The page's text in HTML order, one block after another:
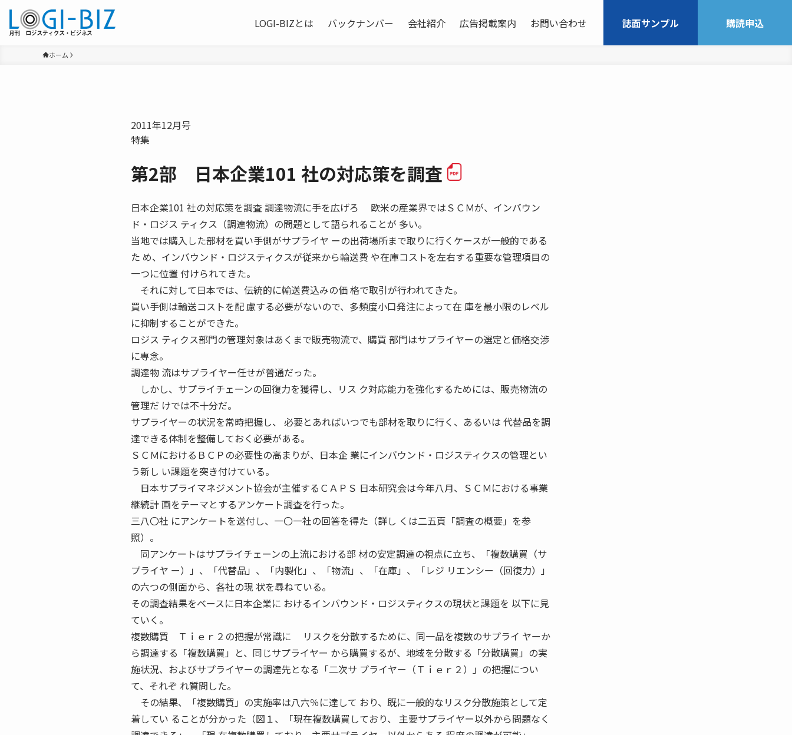
LOGI-BIZとは バックナンバー 会社紹介 広告掲載案内 お問い合わせ 誌面サンプル 購読申込
ホーム
2011年12月号
特集
第2部 日本企業101 社の対応策を調査
日本企業101 社の対応策を調査 調達物流に手を広げろ 欧米の産業界ではＳＣＭが、インバウン
ド・ロジス ティクス（調達物流）の問題として語られることが 多い。
当地では購入した部材を買い手側がサプライヤ ーの出荷場所まで取りに行くケースが一般的である
た め、インバウンド・ロジスティクスが従来から輸送費 や在庫コストを左右する重要な管理項目の
一つに位置 付けられてきた。
それに対して日本では、伝統的に輸送費込みの価 格で取引が行われてきた。
買い手側は輸送コストを配 慮する必要がないので、多頻度小口発注によって在 庫を最小限のレベル
に抑制することができた。
ロジス ティクス部門の管理対象はあくまで販売物流で、購買 部門はサプライヤーの選定と価格交渉
に専念。
調達物 流はサプライヤー任せが普通だった。
しかし、サプライチェーンの回復力を獲得し、リス ク対応能力を強化するためには、販売物流の
管理だ けでは不十分だ。
サプライヤーの状況を常時把握し、 必要とあればいつでも部材を取りに行く、あるいは 代替品を調
達できる体制を整備しておく必要がある。
ＳＣＭにおけるＢＣＰの必要性の高まりが、日本企 業にインバウンド・ロジスティクスの管理とい
う新し い課題を突き付けている。
日本サプライマネジメント協会が主催するＣＡＰＳ 日本研究会は今年八月、ＳＣＭにおける事業
継続計 画をテーマとするアンケート調査を行った。
三八〇社 にアンケートを送付し、一〇一社の回答を得た（詳し くは二五頁「調査の概要」を参
照）。
同アンケートはサプライチェーンの上流における部 材の安定調達の視点に立ち、「複数購買（サ
プライヤ ー）」、「代替品」、「内製化」、「物流」、「在庫」、「レジ リエンシー（回復力）」
の六つの側面から、各社の現 状を尋ねている。
その調査結果をベースに日本企業に おけるインバウンド・ロジスティクスの現状と課題を 以下に見
ていく。
複数購買 Ｔｉｅｒ２の把握が常識に リスクを分散するために、同一品を複数のサプライ ヤーか
ら調達する「複数購買」と、同じサプライヤー から購買するが、地域を分散する「分散購買」の実
施状況、およびサプライヤーの調達先となる「二次サ プライヤー（Ｔｉｅｒ２）」の把握につい
て、それぞ れ質問した。
その結果、「複数購買」の実施率は八六％に達して おり、既に一般的なリスク分散施策として定
着してい ることが分かった（図１、「現在複数購買しており、 主要サプライヤー以外から問題なく